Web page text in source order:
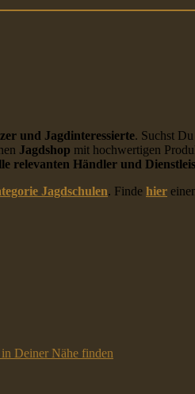
und Jagdinteressierte. Suchst
Jagdshop mit hochwertigen
relevanten Händler und
Jagdschulen. Finde hier
Deiner Nähe finden